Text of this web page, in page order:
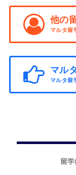
他の
マルタ留
マル
マルタ留
留